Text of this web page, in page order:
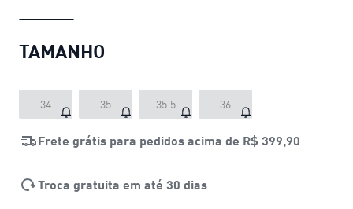
TAMANHO
34 35 35.5 36
Frete grátis para pedidos acima de R$ 399,90
Troca gratuita em até 30 dias